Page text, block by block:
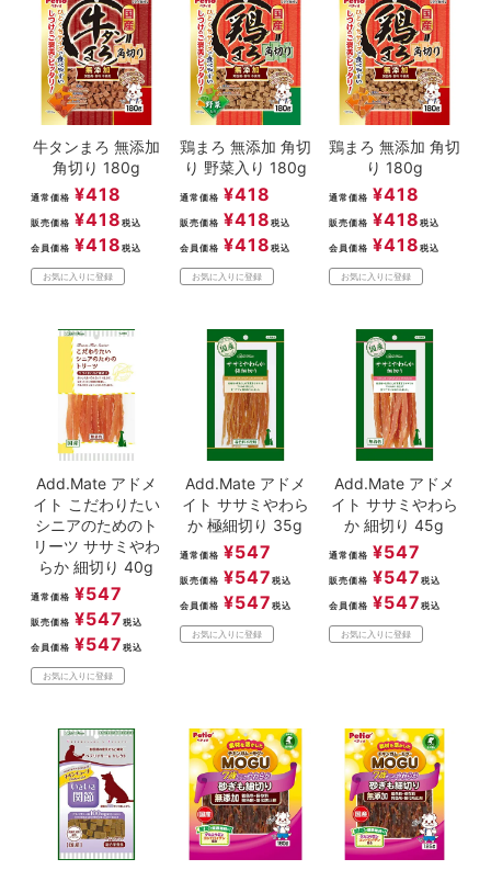
牛タンまろ 無添加
角切り 180g
通常価格 ¥418
販売価格 ¥418 税込
会員価格 ¥418 税込
お気に入りに登録
鶏まろ 無添加 角切
り 野菜入り 180g
通常価格 ¥418
販売価格 ¥418 税込
会員価格 ¥418 税込
お気に入りに登録
鶏まろ 無添加 角切
り 180g
通常価格 ¥418
販売価格 ¥418 税込
会員価格 ¥418 税込
お気に入りに登録
Add.Mate アドメ
イト こだわりたい
シニアのためのト
リーツ ササミやわ
らか 細切り 40g
通常価格 ¥547
販売価格 ¥547 税込
会員価格 ¥547 税込
お気に入りに登録
Add.Mate アドメ
イト ササミやわら
か 極細切り 35g
通常価格 ¥547
販売価格 ¥547 税込
会員価格 ¥547 税込
お気に入りに登録
Add.Mate アドメ
イト ササミやわら
か 細切り 45g
通常価格 ¥547
販売価格 ¥547 税込
会員価格 ¥547 税込
お気に入りに登録